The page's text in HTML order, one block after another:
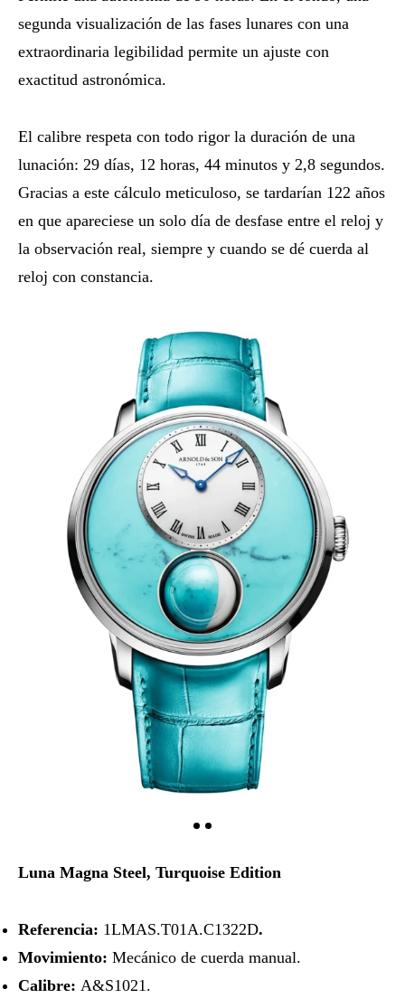
segunda visualización de las fases lunares con una
extraordinaria legibilidad permite un ajuste con
exactitud astronómica.
El calibre respeta con todo rigor la duración de una
lunación: 29 días, 12 horas, 44 minutos y 2,8 segundos.
Gracias a este cálculo meticuloso, se tardarían 122 años
en que apareciese un solo día de desfase entre el reloj y
la observación real, siempre y cuando se dé cuerda al
reloj con constancia.
Luna Magna Steel, Turquoise Edition
Referencia: 1LMAS.T01A.C1322D.
Movimiento: Mecánico de cuerda manual.
Calibre: A&S1021.